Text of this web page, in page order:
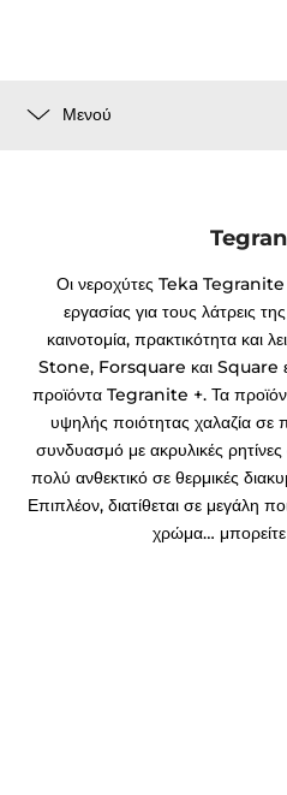
Μενού
Οι νεροχύτες Teka Tegranite
εργασίας για τους λάτρεις
καινοτομία, πρακτικότητα και
Stone, Forsquare και Square
προϊόντα Tegranite +. Τα
υψηλής ποιότητας χαλαζία
συνδυασμό με ακρυλικές
πολύ ανθεκτικό σε θερμικές
Επιπλέον, διατίθεται σε μεγάλη
χρώμα… μπορείτε